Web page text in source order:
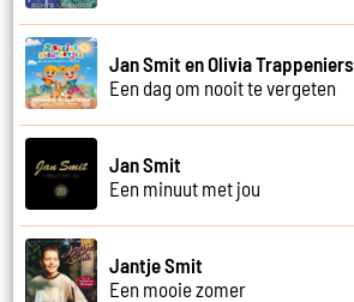
Jan Smit en Olivia Trappeniers
Een dag om nooit te vergeten
Jan Smit
Een minuut met jou
Jantje Smit
Een mooie zomer